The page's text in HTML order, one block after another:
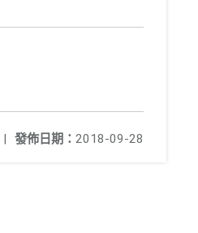
發佈日期： 2018-09-28
|